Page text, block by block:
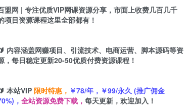
员免费 永久会员免费
您当前未登录！建议登陆后购买，
盟网 | 专注优质VIP网课资源分享，市面上收费几百几千
项目资源课程这里全部都有！
内容涵盖网赚项目、引流技术、电商运营、脚本源码等资
，每日稳定更新20-50优质付费资源课程！
本站VIP 限时特惠， ￥78/年，￥99/永久 (推广佣金
， 全站资源免费下载， 每天更新，欢迎加入！